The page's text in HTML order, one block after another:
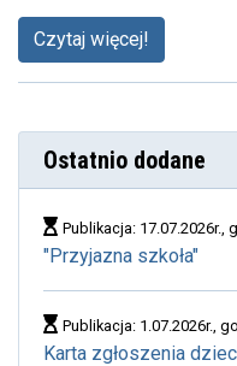
Czytaj więcej!
Ostatnio dodane
Publikacja: 17.07.2026r.,
"Przyjazna szkoła"
Publikacja: 1.07.2026r.,
Karta zgłoszenia